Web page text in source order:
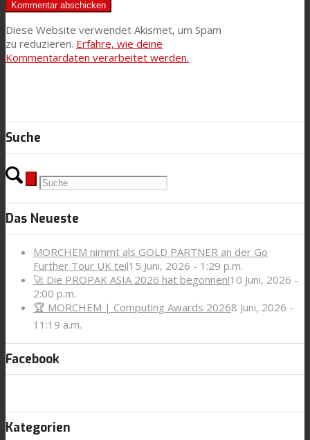
Diese Website verwendet Akismet, um Spam
zu reduzieren. Erfahre, wie deine
Kommentardaten verarbeitet werden.
Suche
Das Neueste
MORCHEM nimmt als GOLD PARTNER an der Go
Further Tour UK teil15 Juni, 2026 - 1:29 p.m.
🚀 Die PROPAK ASIA 2026 hat begonnen!10 Juni, 2026 -
2:00 p.m.
🏆 MORCHEM | Computing Awards 20268 Juni, 2026 -
11:19 a.m.
Facebook
Kategorien